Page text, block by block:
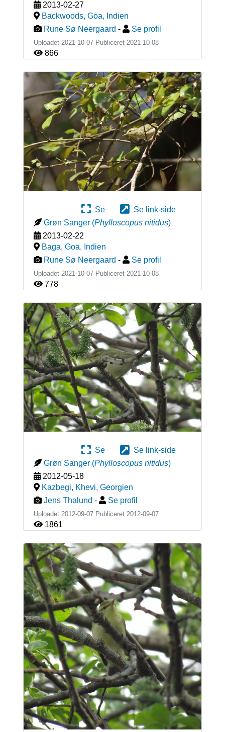
2013-02-27
Backwoods, Goa, Indien
Rune Sø Neergaard - Se profil
Uploadet 2021-10-07 Publiceret 2021-10-08
866
Se
Se link-side
Grøn Sanger (Phylloscopus nitidus)
2013-02-22
Baga, Goa, Indien
Rune Sø Neergaard - Se profil
Uploadet 2021-10-07 Publiceret 2021-10-08
778
Se
Se link-side
Grøn Sanger (Phylloscopus nitidus)
2012-05-18
Kazbegi, Khevi, Georgien
Jens Thalund - Se profil
Uploadet 2012-09-07 Publiceret 2012-09-07
1861